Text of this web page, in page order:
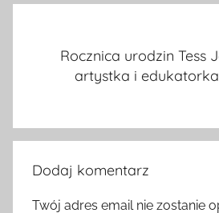
Rocznica urodzin Tess
artystka i
Dodaj komentarz
Twój adres email nie zostanie